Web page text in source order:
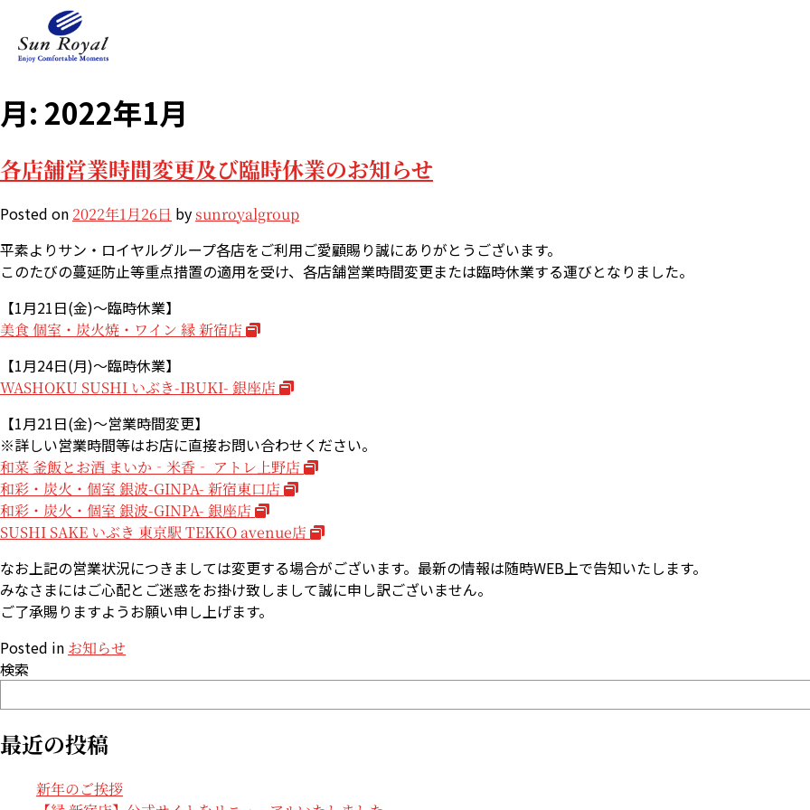
月: 2022年1月
各店舗営業時間変更及び臨時休業のお知らせ
Posted on 2022年1月26日 bysunroyalgroup
平素よりサン・ロイヤルグループ各店をご利用ご愛顧賜り誠にありがとうございます。
このたびの蔓延防止等重点措置の適用を受け、各店舗営業時間変更または臨時休業する運びとなりました。
【1月21日(金)～臨時休業】
美食 個室・炭火焼・ワイン 縁 新宿店
【1月24日(月)～臨時休業】
WASHOKU SUSHI いぶき-IBUKI- 銀座店
【1月21日(金)～営業時間変更】
※詳しい営業時間等はお店に直接お問い合わせください。
和菜 釜飯とお酒 まいか‐米香‐ アトレ上野店
和彩・炭火・個室 銀波-GINPA- 新宿東口店
和彩・炭火・個室 銀波-GINPA- 銀座店
SUSHI SAKE いぶき 東京駅 TEKKO avenue店
なお上記の営業状況につきましては変更する場合がございます。最新の情報は随時WEB上で告知いたします。
みなさまにはご心配とご迷惑をお掛け致しまして誠に申し訳ございません。
ご了承賜りますようお願い申し上げます。
Posted in お知らせ
検索
最近の投稿
新年のご挨拶